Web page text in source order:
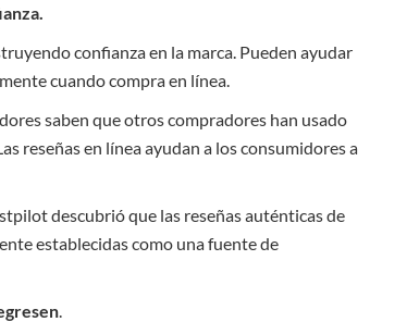
confianza en la marca. Pueden ayudar
cuando compra en línea.
saben que otros compradores han usado
reseñas en línea ayudan a los consumidores a
descubrió que las reseñas auténticas de
establecidas como una fuente de